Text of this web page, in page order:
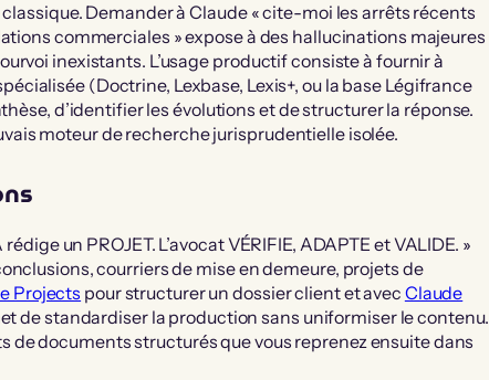
classique. Demander à Claude « cite-moi les arrêts récents
commerciales » expose à des hallucinations majeures
inexistants. L’usage productif consiste à fournir à
(Doctrine, Lexbase, Lexis+, ou la base Légifrance
d’identifier les évolutions et de structurer la réponse.
moteur de recherche jurisprudentielle isolée.
rédige un PROJET. L’avocat VÉRIFIE, ADAPTE et VALIDE. »
courriers de mise en demeure, projets de
Projects pour structurer un dossier client et avec Claude
de standardiser la production sans uniformiser le contenu.
documents structurés que vous reprenez ensuite dans